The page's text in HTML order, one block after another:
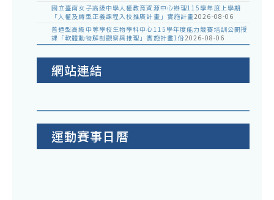
國立臺南女子高級中學人權教育資源中心辦理115學年度上學期
「人權及轉型正義課程入校推廣計畫」實施計畫2026-08-06
普通型高級中等學校生物學科中心115學年度能力競賽培訓公開授
課「軟體動物解剖觀察與推理」實施計畫1份2026-08-06
網站連結
運動賽事日曆